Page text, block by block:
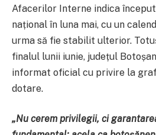
Afacerilor Interne indica
național în luna mai, cu un
urma să fie stabilit ulterior.
finalul lunii iunie, județul
informat oficial cu privire la
dotare.
„Nu cerem privilegii, ci